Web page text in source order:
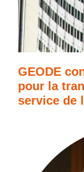
GEODE
pour la
service de